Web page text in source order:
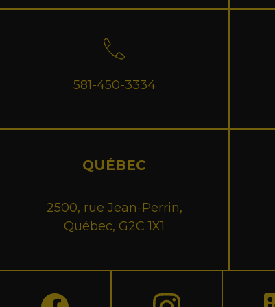
581-450-3334
QUÉBEC
2500, rue Jean-Perrin,
Québec, G2C 1X1